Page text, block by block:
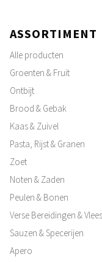
ASSORTIMENT
Alle producten
Groenten & Fruit
Ontbijt
Brood & Gebak
Kaas & Zuivel
Pasta, Rijst & Granen
Zoet
Noten & Zaden
Peulen & Bonen
Verse Bereidingen &
Sauzen & Specerijen
Apero